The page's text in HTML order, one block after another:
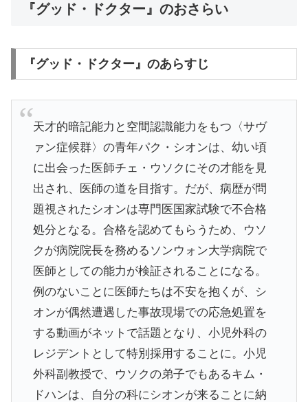
『グッド・ドクター』のおさらい
『グッド・ドクター』のあらすじ
天才的暗記能力と空間認識能力をもつ〈サヴ
ァン症候群〉の青年パク・シオンは、幼い頃
に出会った医師チェ・ウソクにその才能を見
出され、医師の道を目指す。だが、病歴が問
題視されたシオンは専門医国家試験で不合格
処分となる。合格を認めてもらうため、ウソ
クが病院院長を務めるソンウォン大学病院で
医師としての能力が検証されることになる。
例のないことに医師たちは不安を抱くが、シ
オンが偶然遭遇した事故現場での応急処置を
する動画がネットで話題となり、小児外科の
レジデントとして特別採用することに。小児
外科副教授で、ウソクの弟子でもあるキム・
ドハンは、自分の科にシオンが来ることに納